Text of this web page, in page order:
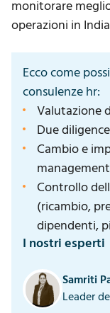
monitorare
operazioni in
Ecco come
consulenze hr:
Valutazione
Due diligence
Cambio e
management
Controllo
(ricambio,
dipendenti,
I nostri esperti
Samriti
Leader